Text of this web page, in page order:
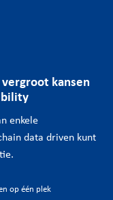
vergroot kansen
enkele
data driven kunt
op één plek